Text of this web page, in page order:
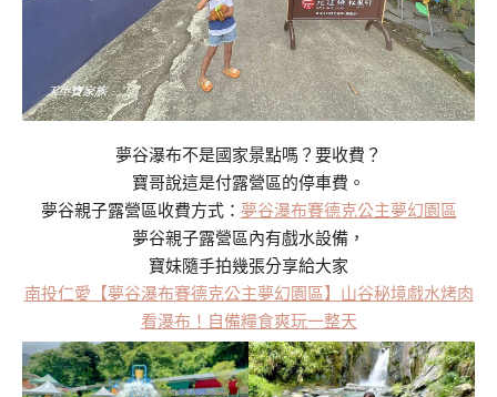
夢谷瀑布不是國家景點嗎？要收費？
寶哥說這是付露營區的停車費。
夢谷親子露營區收費方式： 夢谷瀑布賽德克公主夢幻園區
夢谷親子露營區內有戲水設備，
寶妹隨手拍幾張分享給大家
南投仁愛【夢谷瀑布賽德克公主夢幻園區】山谷秘境戲水烤肉
看瀑布！自備糧食爽玩一整天